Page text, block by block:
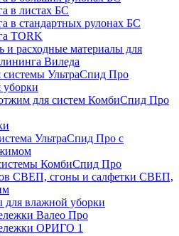
в листах БС
в стандартных рулонах БС
TORK
и расходные материалы для
Виледа
системы УльтраСпид Про
уборки
для систем КомбиСпид Про
УльтраСпид Про с
КомбиСпид Про
СВЕП, сгоны и салфетки СВЕП,
для влажной уборки
Валео Про
ОРИГО 1